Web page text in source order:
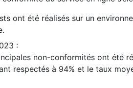
ont été réalisés sur un
:
non-conformités ont été
respectés à 94% et le taux